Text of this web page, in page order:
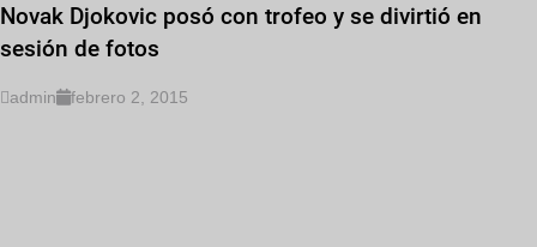
Novak Djokovic posó con trofeo y se divirtió en
sesión de fotos
admin febrero 2, 2015